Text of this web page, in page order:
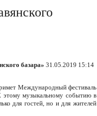
базара» 31.05.2019 15:14
Международный фестиваль
этому музыкальному событию в
для гостей, но и для жителей